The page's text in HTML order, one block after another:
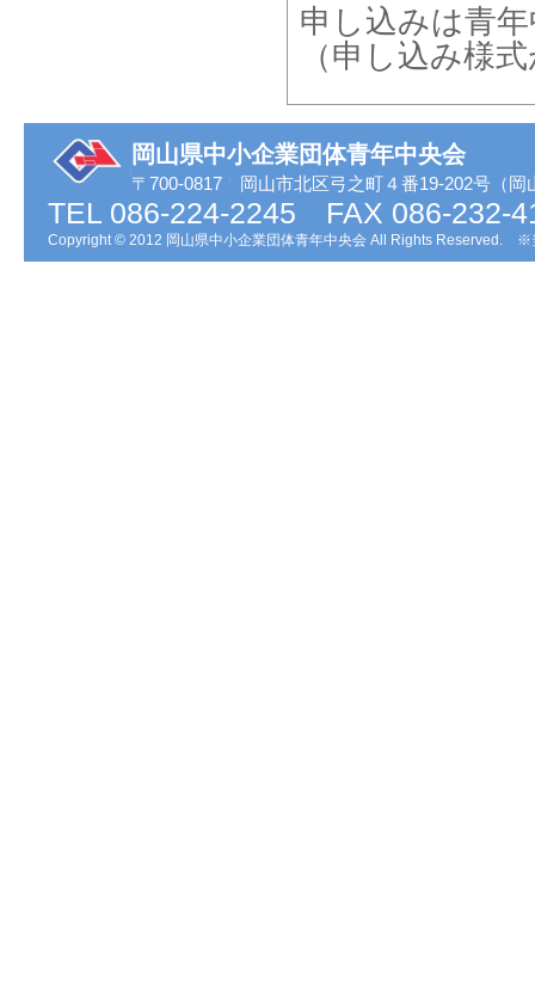
申し込みは青
（申し込み様
岡山県中小企業団体青年中央会
〒700-0817 岡山市北区弓之町４番19-202号（岡
TEL 086-224-2245 FAX 086-232-
Copyright © 2012 岡山県中小企業団体青年中央会 All Rights Reserved. ※